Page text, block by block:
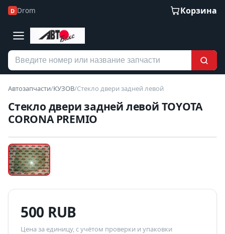
D Drom Корзина
Автозапчасти/КУЗОВ/Стекло двери задней левой
Стекло двери задней левой TOYOTA
CORONA PREMIO
Б/У В НАЛИЧИИ
500 RUB
Цена за единицу, с учётом проверки и упаковки